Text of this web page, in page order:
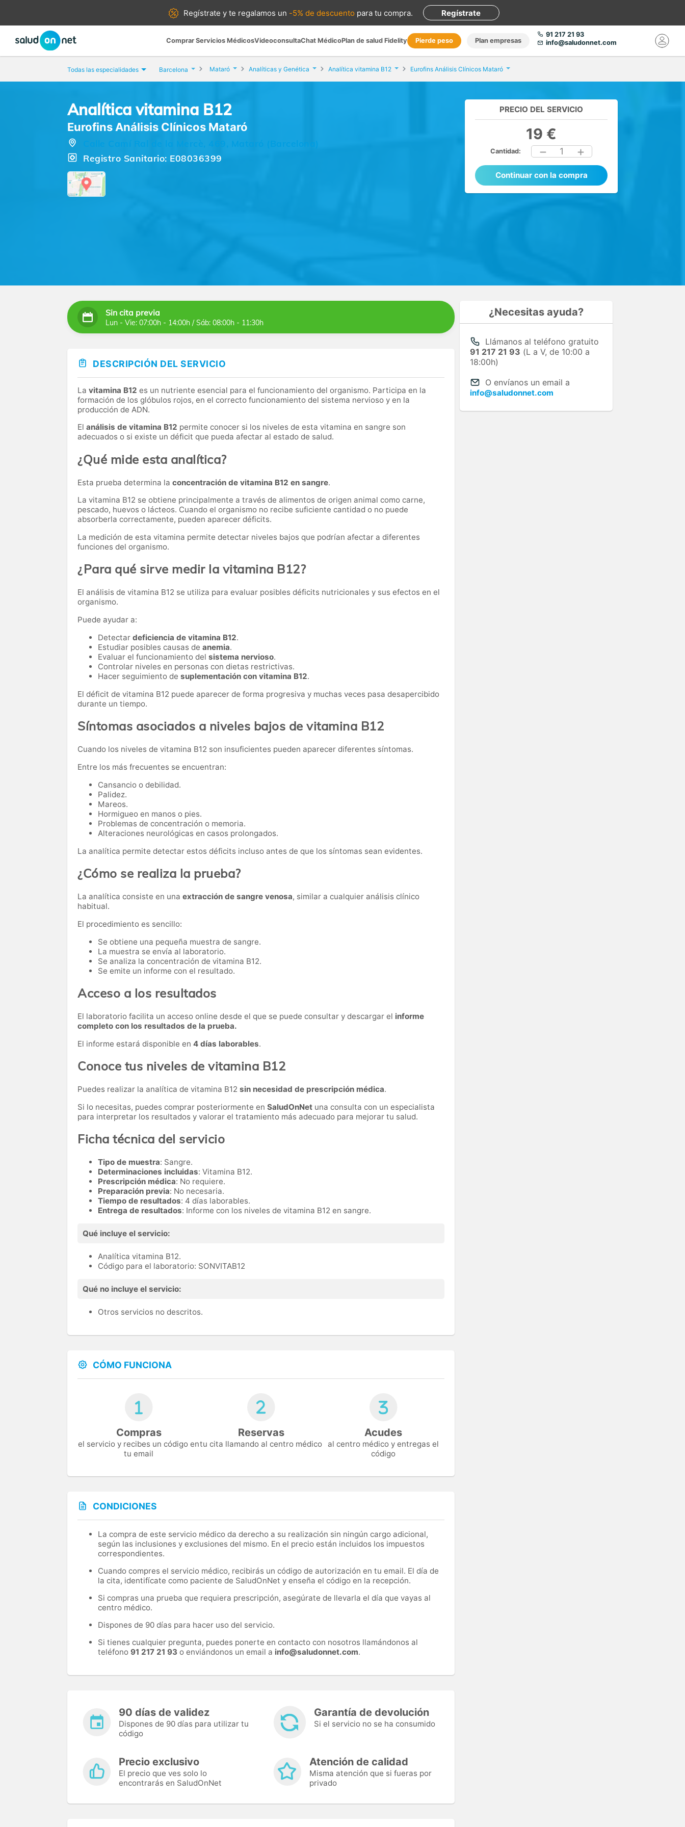
Regístrate yte regalamos un -5% de descuento para tu compra. Regístrate
Comprar Servicios MédicosVideoconsultaChat MédicoPlan de salud Fidelity Pierde peso Plan empresas
91 217 21 93
info@saludonnet.com
Todas las especialidades Barcelona Mataró Analíticas y Genética Analítica vitamina B12 Eurofins Análisis Clínicos Mataró
Analítica vitamina B12
Eurofins Análisis Clínicos Mataró
Calle Camí Ral de la Mercè, 469, Mataró (Barcelona)
Registro Sanitario: E08036399
PRECIO DEL SERVICIO
19 €
Cantidad: 1
Continuar con la compra
Sin cita previa
Lun - Vie: 07:00h - 14:00h / Sáb: 08:00h - 11:30h
DESCRIPCIÓN DEL SERVICIO
La vitamina B12 es un nutriente esencial para el funcionamiento del organismo. Participa en la
formación de los glóbulos rojos, en el correcto funcionamiento del sistema nervioso y en la
producción de ADN.
El análisis de vitamina B12 permite conocer si los niveles de esta vitamina en sangre son
adecuados o si existe un déficit que pueda afectar al estado de salud.
¿Qué mide esta analítica?
Esta prueba determina la concentración de vitamina B12 en sangre.
La vitamina B12 se obtiene principalmente a través de alimentos de origen animal como carne,
pescado, huevos o lácteos. Cuando el organismo no recibe suficiente cantidad o no puede
absorberla correctamente, pueden aparecer déficits.
La medición de esta vitamina permite detectar niveles bajos que podrían afectar a diferentes
funciones del organismo.
¿Para qué sirve medir la vitamina B12?
El análisis de vitamina B12 se utiliza para evaluar posibles déficits nutricionales y sus efectos en el
organismo.
Puede ayudar a:
Detectar deficiencia de vitamina B12.
Estudiar posibles causas de anemia.
Evaluar el funcionamiento del sistema nervioso.
Controlar niveles en personas con dietas restrictivas.
Hacer seguimiento de suplementación con vitamina B12.
El déficit de vitamina B12 puede aparecer de forma progresiva y muchas veces pasa desapercibido
durante un tiempo.
Síntomas asociados a niveles bajos de vitamina B12
Cuando los niveles de vitamina B12 son insuficientes pueden aparecer diferentes síntomas.
Entre los más frecuentes se encuentran:
Cansancio o debilidad.
Palidez.
Mareos.
Hormigueo en manos o pies.
Problemas de concentración o memoria.
Alteraciones neurológicas en casos prolongados.
La analítica permite detectar estos déficits incluso antes de que los síntomas sean evidentes.
¿Cómo se realiza la prueba?
La analítica consiste en una extracción de sangre venosa, similar a cualquier análisis clínico
habitual.
El procedimiento es sencillo:
Se obtiene una pequeña muestra de sangre.
La muestra se envía al laboratorio.
Se analiza la concentración de vitamina B12.
Se emite un informe con el resultado.
Acceso a los resultados
El laboratorio facilita un acceso online desde el que se puede consultar y descargar el informe
completo con los resultados de la prueba.
El informe estará disponible en 4 días laborables.
Conoce tus niveles de vitamina B12
Puedes realizar la analítica de vitamina B12 sin necesidad de prescripción médica.
Si lo necesitas, puedes comprar posteriormente en SaludOnNet una consulta con un especialista
para interpretar los resultados y valorar el tratamiento más adecuado para mejorar tu salud.
Ficha técnica del servicio
Tipo de muestra: Sangre.
Determinaciones incluidas: Vitamina B12.
Prescripción médica: No requiere.
Preparación previa: No necesaria.
Tiempo de resultados: 4 días laborables.
Entrega de resultados: Informe con los niveles de vitamina B12 en sangre.
Qué incluye el servicio:
Analítica vitamina B12.
Código para el laboratorio: SONVITAB12
Qué no incluye el servicio:
Otros servicios no descritos.
CÓMO FUNCIONA
Compras
el servicio y recibes un código en
tu email
Reservas
tu cita llamando al centro médico
Acudes
al centro médico y entregas el
código
CONDICIONES
La compra de este servicio médico da derecho a su realización sin ningún cargo adicional,
según las inclusiones y exclusiones del mismo. En el precio están incluidos los impuestos
correspondientes.
Cuando compres el servicio médico, recibirás un código de autorización en tu email. El día de
la cita, identifícate como paciente de SaludOnNet y enseña el código en la recepción.
Si compras una prueba que requiera prescripción, asegúrate de llevarla el día que vayas al
centro médico.
Dispones de 90 días para hacer uso del servicio.
Si tienes cualquier pregunta, puedes ponerte en contacto con nosotros llamándonos al
teléfono 91 217 21 93 o enviándonos un email a info@saludonnet.com.
90 días de validez
Dispones de 90 días para utilizar tu
código
Garantía de devolución
Si el servicio no se ha consumido
Precio exclusivo
El precio que ves solo lo
encontrarás en SaludOnNet
Atención de calidad
Misma atención que si fueras por
privado
¿Necesitas ayuda?
Llámanos al teléfono gratuito
91 217 21 93 (L a V, de 10:00 a
18:00h)
O envíanos un email a
info@saludonnet.com